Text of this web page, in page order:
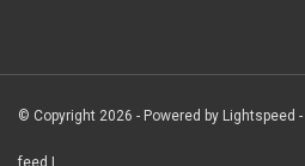
© Copyright 2026 - Powered by Lightspeed
feed |